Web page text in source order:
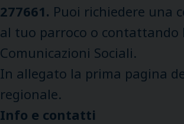
277661. Puoi richiedere una
al tuo parroco o contattando
Comunicazioni Sociali.
In allegato la prima pagina
regionale.
Info e contatti